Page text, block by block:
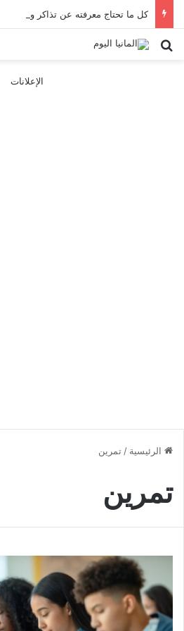
كل ما تحتاج معرفته عن تذاكر ووسائل
بحث عن
الإعلانات
الرئيسية / تمرين
تمرين